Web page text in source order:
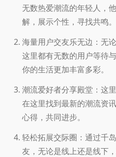
无数热爱潮流的年轻人，
解，展示个性，寻找共鸣。
海量用户交友乐无边：无
这里都有无数的用户等待
你的生活更加丰富多彩。
潮流爱好者分享殿堂：这
在这里找到最新的潮流资
心得，共同进步。
轻松拓展交际圈：通过千
友，无论是线上还是线下